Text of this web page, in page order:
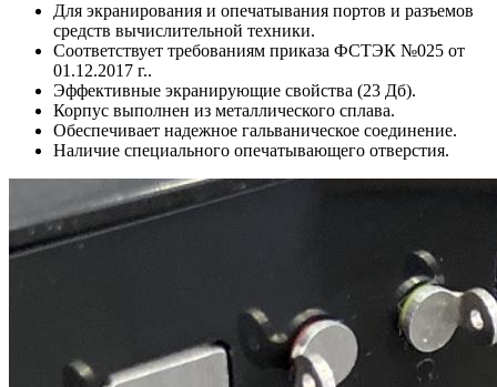
Для экранирования и опечатывания портов и разъемов
средств вычислительной техники.
Соответствует требованиям приказа ФСТЭК №025 от
01.12.2017 г..
Эффективные экранирующие свойства (23 Дб).
Корпус выполнен из металлического сплава.
Обеспечивает надежное гальваническое соединение.
Наличие специального опечатывающего отверстия.